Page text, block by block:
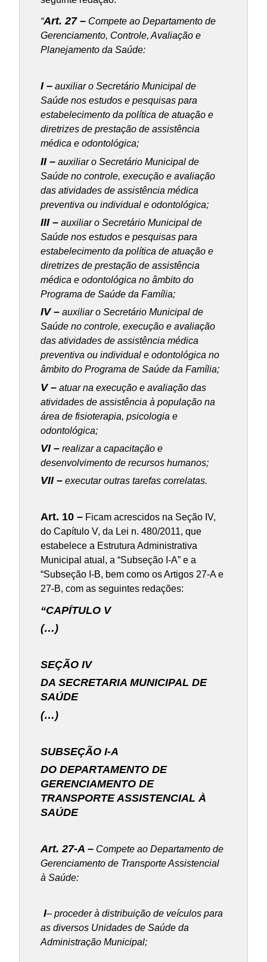
“Art. 27 – Compete ao Departamento de
Gerenciamento, Controle, Avaliação e
Planejamento da Saúde:
I – auxiliar o Secretário Municipal de
Saúde nos estudos e pesquisas para
estabelecimento da política de atuação e
diretrizes de prestação de assistência
médica e odontológica;
II – auxiliar o Secretário Municipal de
Saúde no controle, execução e avaliação
das atividades de assistência médica
preventiva ou individual e odontológica;
III – auxiliar o Secretário Municipal de
Saúde nos estudos e pesquisas para
estabelecimento da política de atuação e
diretrizes de prestação de assistência
médica e odontológica no âmbito do
Programa de Saúde da Família;
IV – auxiliar o Secretário Municipal de
Saúde no controle, execução e avaliação
das atividades de assistência médica
preventiva ou individual e odontológica no
âmbito do Programa de Saúde da Família;
V – atuar na execução e avaliação das
atividades de assistência à população na
área de fisioterapia, psicologia e
odontológica;
VI – realizar a capacitação e
desenvolvimento de recursos humanos;
VII – executar outras tarefas correlatas.
Art. 10 – Ficam acrescidos na Seção IV,
do Capítulo V, da Lei n. 480/2011, que
estabelece a Estrutura Administrativa
Municipal atual, a “Subseção I-A” e a
“Subseção I-B, bem como os Artigos 27-A e
27-B, com as seguintes redações:
“CAPÍTULO V
(…)
SEÇÃO IV
DA SECRETARIA MUNICIPAL DE
SAÚDE
(…)
SUBSEÇÃO I-A
DO DEPARTAMENTO DE
GERENCIAMENTO DE
TRANSPORTE ASSISTENCIAL À
SAÚDE
Art. 27-A – Compete ao Departamento de
Gerenciamento de Transporte Assistencial
à Saúde:
I– proceder à distribuição de veículos para
as diversos Unidades de Saúde da
Administração Municipal;